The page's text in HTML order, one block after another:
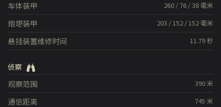
260 / 76 /38 毫米
车体装甲
203 /152 /152 毫米
炮塔装甲
11.79 秒
悬挂装置维修时间
侦察
390米
观察范围
745 米
通信距离